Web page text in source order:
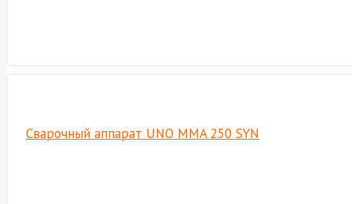
Сварочный аппарат UNO MMA 250 SYN